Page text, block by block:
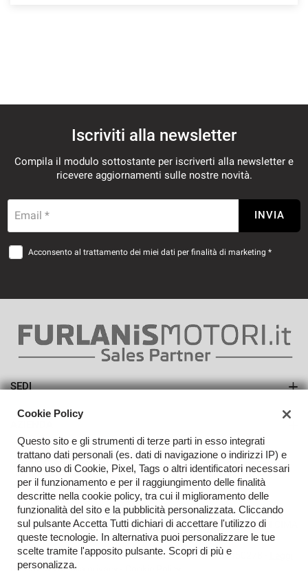
Iscriviti alla newsletter
Compila il modulo sottostante per iscriverti alla newsletter e
ricevere aggiornamenti sulle nostre novità.
Email * INVIA
Acconsento al trattamento dei miei dati per finalità di marketing *
SEDI
Contatti
TORNA IN CIMA
Copyright © 2026 Furlanis Motori Srls - P.IVA 04400450278 -
l'informativa sulla privacy
Cookie Policy
Questo sito e gli strumenti di terze parti in esso integrati
trattano dati personali (es. dati di navigazione o indirizzi IP) e
fanno uso di Cookie, Pixel, Tags o altri identificatori necessari
per il funzionamento e per il raggiungimento delle finalità
descritte nella cookie policy, tra cui il miglioramento delle
funzionalità del sito e la pubblicità personalizzata. Cliccando
sul pulsante Accetta Tutti dichiari di accettare l'utilizzo di
queste tecnologie. In alternativa puoi personalizzare le tue
scelte tramite l'apposito pulsante. Scopri di più e
personalizza.